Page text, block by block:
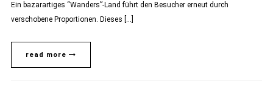
Ein bazarartiges “Wanders”-Land führt den Besucher erneut durch
verschobene Proportionen. Dieses […]
read more